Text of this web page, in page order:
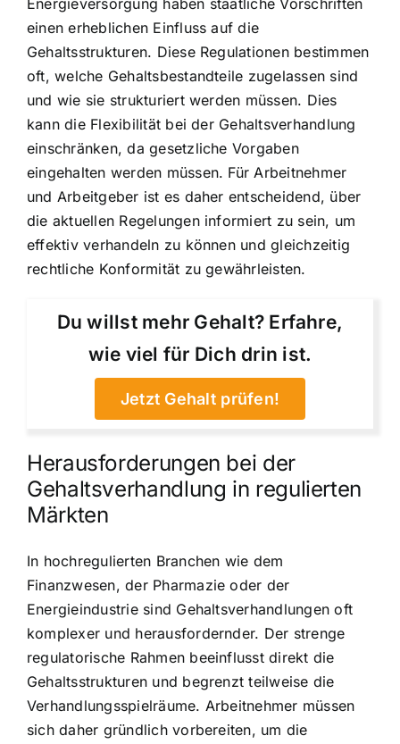
einen erheblichen Einfluss auf die
Gehaltsstrukturen. Diese Regulationen bestimmen
oft, welche Gehaltsbestandteile zugelassen sind
und wie sie strukturiert werden müssen. Dies
kann die Flexibilität bei der Gehaltsverhandlung
einschränken, da gesetzliche Vorgaben
eingehalten werden müssen. Für Arbeitnehmer
und Arbeitgeber ist es daher entscheidend, über
die aktuellen Regelungen informiert zu sein, um
effektiv verhandeln zu können und gleichzeitig
rechtliche Konformität zu gewährleisten.
Du willst mehr Gehalt? Erfahre,
wie viel für Dich drin ist.
Jetzt Gehalt prüfen!
Herausforderungen bei der
Gehaltsverhandlung in regulierten
Märkten
In hochregulierten Branchen wie dem
Finanzwesen, der Pharmazie oder der
Energieindustrie sind Gehaltsverhandlungen oft
komplexer und herausfordernder. Der strenge
regulatorische Rahmen beeinflusst direkt die
Gehaltsstrukturen und begrenzt teilweise die
Verhandlungsspielräume. Arbeitnehmer müssen
sich daher gründlich vorbereiten, um die